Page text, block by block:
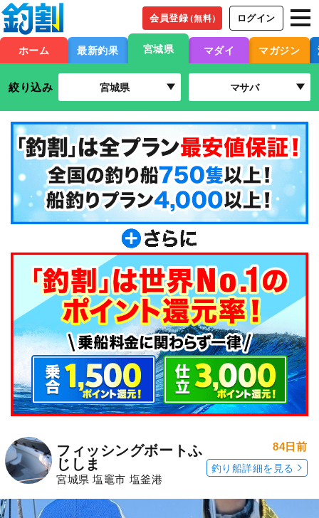
会員登録（無料） ログイン
ホーム 最新釣果 宮城県 マダイ マガジン
絞り込み 宮城県 マサバ
フィッシングボートふ
じしま
宮城県 塩竈市 塩釜港
84日前
釣り船詳細を見る